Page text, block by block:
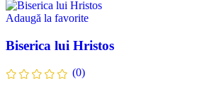
Adaugă la favorite
Biserica lui Hristos
(0)